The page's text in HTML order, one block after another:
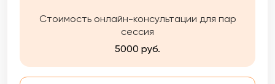
Стоимость онлайн-консультации для пар
сессия
5000 руб.